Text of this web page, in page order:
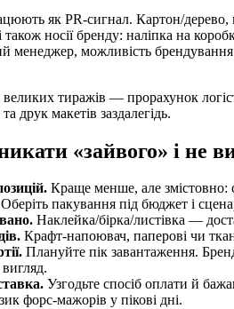
як PR-сигнал. Картон/
носії бренду: наліпка на
менеджер, можливість
тиражів — прорахунок
друк макетів заздалегідь.
«зайвого» і не
Краще менше, але змістовно:
Оберіть пакування під бюджет і
Наклейка/бірка/листівка —
Крафт-напоювач, паперові чи
Плануйте пік завантаження.
Узгодьте спосіб оплати й
форс-мажорів у пікові дні.